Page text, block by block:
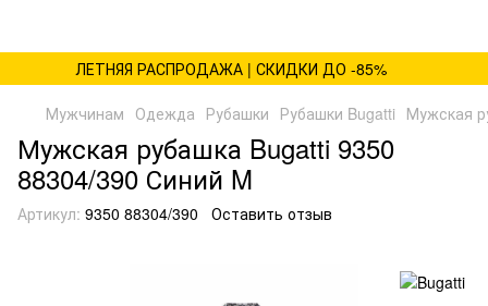
ЛЕТНЯЯ РАСПРОДАЖА | СКИДКИ ДО -85%
Мужчинам Одежда Рубашки Рубашки Bugatti Мужская
Мужская рубашка Bugatti 9350
88304/390 Синий M
Артикул: 9350 88304/390 Оставить отзыв